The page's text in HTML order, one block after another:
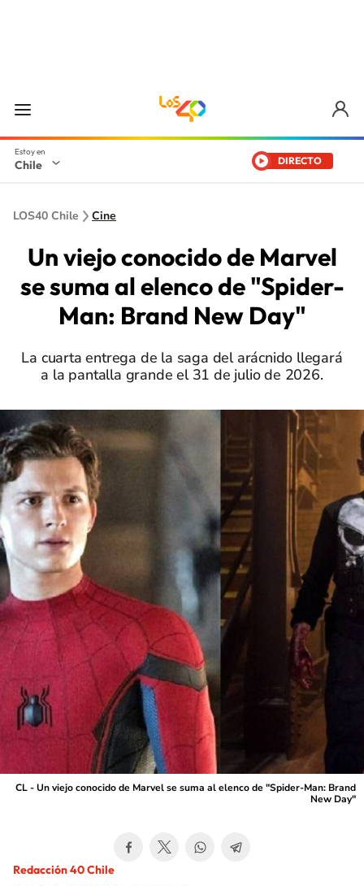
Chile DIRECTO
LOS40 Chile Cine
Un viejo conocido de Marvel
se suma al elenco de "Spider-
Man: Brand New Day"
La cuarta entrega de la saga del arácnido llegará
a la pantalla grande el 31 de julio de 2026.
CL - Un viejo conocido de Marvel se suma al elenco de "Spider-Man: Brand
New Day"
Redacción 40 Chile